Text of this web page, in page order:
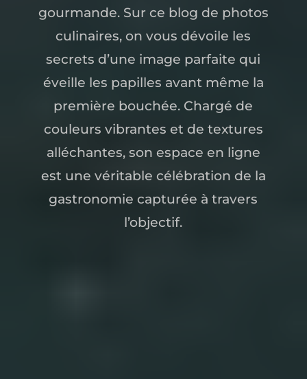
gourmande. Sur ce blog de photos
culinaires, on vous dévoile les
secrets d’une image parfaite qui
éveille les papilles avant même la
première bouchée. Chargé de
couleurs vibrantes et de textures
alléchantes, son espace en ligne
est une véritable célébration de la
gastronomie capturée à travers
l’objectif.